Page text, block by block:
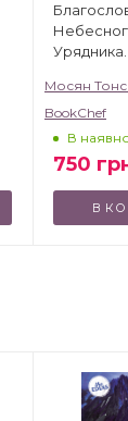
видання)
Мосян
BookChef
В
750
В